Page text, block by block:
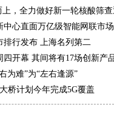
上，全力做好新一轮核酸筛
中心直面万亿级智能网联市场
排行发布 上海名列第二
四开幕 其间将有17场创新产
为难”为“左右逢源”
桥计划今年完成5G覆盖